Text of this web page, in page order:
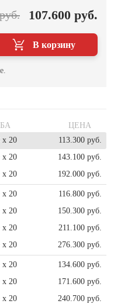
107.600 руб.
В корзину
ЦЕНА
x 20
113.300 руб.
x 20
143.100 руб.
x 20 192.000 руб.
x 20
116.800 руб.
x 20
150.300 руб.
x 20
211.100 руб.
x 20 276.300 руб.
x 20
134.600 руб.
x 20
171.600 руб.
x 20
240.700 руб.